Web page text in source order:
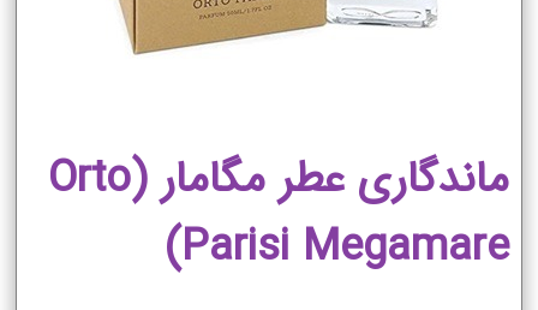
ماندگاری عطر مگامار (Orto
Parisi Megamare)